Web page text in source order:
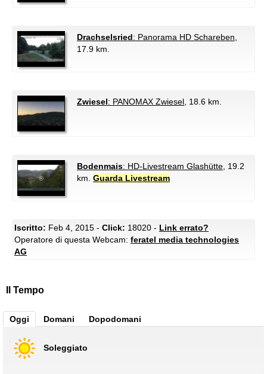
Drachselsried: Panorama HD Schareben
17.9 km.
Zwiesel: PANOMAX Zwiesel , 18.6 km.
Bodenmais: HD-Livestream Glashütte , 19.2
km. Guarda Livestream
Iscritto: Feb 4, 2015 - Click: 18020 - Link errato?
Operatore di questa Webcam: feratel media technologies
AG
Il Tempo
Oggi Domani Dopodomani
Soleggiato